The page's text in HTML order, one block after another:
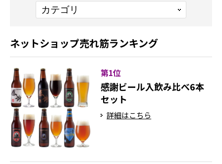
ネットショップ売れ筋ランキング
第1位
感謝ビール入飲み比べ6本
セット
詳細はこちら